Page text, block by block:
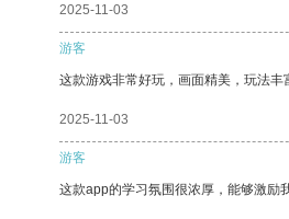
2025-11-03
游客
这款游戏非常好玩，画面精美，玩法丰
2025-11-03
游客
这款app的学习氛围很浓厚，能够激励